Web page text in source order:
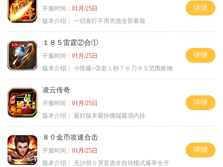
开服时间： 01月/25日
版本介绍： 一切靠打不用充值全部看脸
详情
１８５雷霆②合①
开服时间： 01月/25日
版本介绍： 小怪爆+⑨套１秒７６刀９５范围捡物
详情
凌云传奇
开服时间： 01月/25日
版本介绍： 最好版本最快微端最强内挂
详情
８０金币攻速合击
开服时间： 01月/25日
版本介绍： 无沙捐０茺首选全自动模式爆率全开
详情